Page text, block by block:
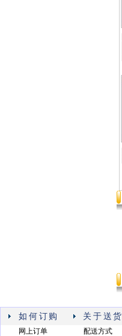
如何订购 关于送货
网上订单
配送方式